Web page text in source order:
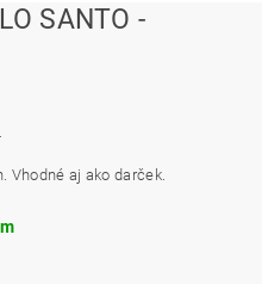
SANTO -
Vhodné aj ako darček.